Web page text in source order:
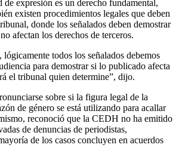
de expresión es un derecho fundamental,
existen procedimientos legales que deben
donde los señalados deben demostrar
afectan los derechos de terceros.
todos los señalados debemos
para demostrar si lo publicado afecta
el tribunal quien determine”, dijo.
sobre si la figura legal de la
de género se está utilizando para acallar
reconoció que la CEDH no ha emitido
de denuncias de periodistas,
de los casos concluyen en acuerdos